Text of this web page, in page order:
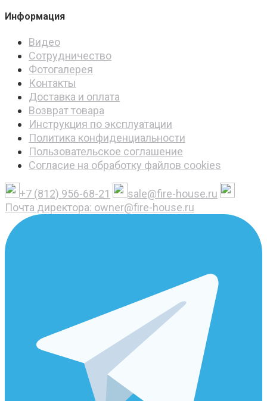
Информация
Видео
Сотрудничество
Фотогалерея
Контакты
Доставка и оплата
Возврат товара
Инструкция по эксплуатации
Политика конфиденциальности
Пользовательское соглашение
Согласие на обработку файлов cookies
+7 (812) 956-68-21
sale@fire-house.ru
Почта директора: owner@fire-house.ru